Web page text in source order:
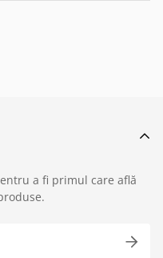
modul în care
ul nostru sunt livrate
a fi primul care află